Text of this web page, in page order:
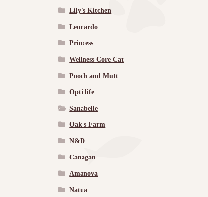
Lily's Kitchen
Leonardo
Princess
Wellness Core Cat
Pooch and Mutt
Opti life
Sanabelle
Oak's Farm
N&D
Canagan
Amanova
Natua